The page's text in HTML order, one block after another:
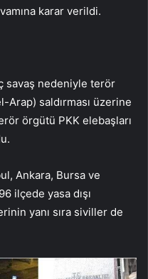
karar verildi.
savaş nedeniyle terör
Arap) saldırması üzerine
örgütü PKK elebaşları
Ankara, Bursa ve
ilçede yasa dışı
yanı sıra siviller de